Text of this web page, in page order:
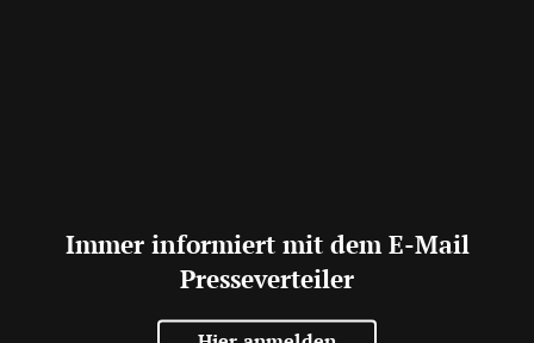
Immer informiert mit dem E-Mail
Presseverteiler